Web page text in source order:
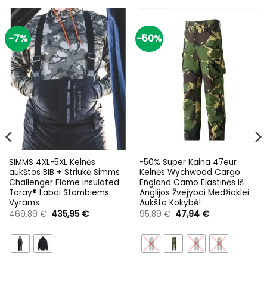
-7%
SIMMS 4XL-5XL Kelnės
aukštos BIB + Striukė Simms
Challenger Flame insulated
Toray® Labai Stambiems
Vyrams
469,89€ Original
price
469,89 €.
435,95 €Current
-50%
-50% Super Kaina 47eur
Kelnės Wychwood Cargo
England Camo Elastinės iš
Anglijos Žvejybai Medžioklei
Aukšta Kokybė!
95,89€ Original
price
95,89 €.
47,94 €Current
47,94 €.